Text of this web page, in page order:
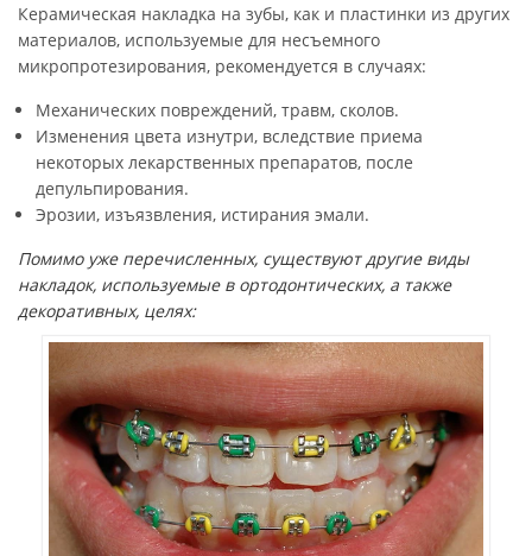
Керамическая накладка на зубы, как и пластинки из других
материалов, используемые для несъемного
микропротезирования, рекомендуется в случаях:
Механических повреждений, травм, сколов.
Изменения цвета изнутри, вследствие приема
некоторых лекарственных препаратов, после
депульпирования.
Эрозии, изъязвления, истирания эмали.
Помимо уже перечисленных, существуют другие виды
накладок, используемые в ортодонтических, а также
декоративных, целях: